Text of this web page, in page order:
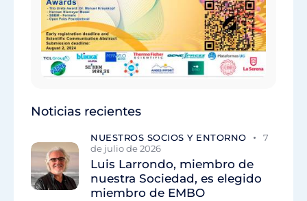
Noticias recientes
NUESTROS SOCIOS Y ENTORNO
7
de julio de 2026
Luis Larrondo, miembro de
nuestra Sociedad, es elegido
miembro de EMBO